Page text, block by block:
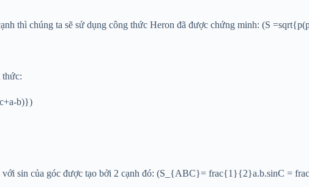
thì chúng ta sẽ sử dụng công thức Heron đã được chứng minh: (S
thức:
b)})
với sin của góc được tạo bởi 2 cạnh đó: (S_{ABC}= frac{1}{2}a.b.sinC =